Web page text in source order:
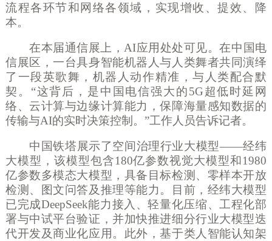
流程各环节和网络各领域，实现增收、提效、降
本。
在本届通信展上， AI应用处处可见。在中国电
信展区，一台具身智能机器人与人类舞者共同演绎
了一段英歌舞，机器人动作精准，与人类配合默
契。“这背后，是中国电信强大的5G超低时延网
络、云计算与边缘计算能力，保障海量感知数据的
传输与AI的实时决策控制。”工作人员告诉记者。
中国铁塔展示了空间治理行业大模型——经纬
大模型，该模型包含180亿参数视觉大模型和1980
亿参数多模态大模型，具备目标检测、零样本开放
检测、图文问答及推理等能力。目前，经纬大模型
已完成DeepSeek能力接入、轻量化压缩、工程化部
署与中试平台验证，并加快推进细分行业大模型迭
代开发及商业化应用。此外，基于类人智能认知架